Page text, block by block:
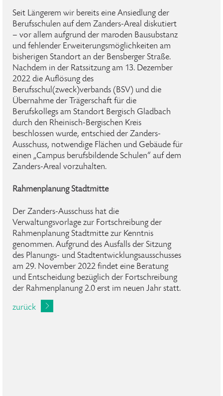
Seit Längerem wir bereits eine Ansiedlung der
Berufsschulen auf dem Zanders-Areal diskutiert
– vor allem aufgrund der maroden Bausubstanz
und fehlender Erweiterungsmöglichkeiten am
bisherigen Standort an der Bensberger Straße.
Nachdem in der Ratssitzung am 13. Dezember
2022 die Auflösung des
Berufsschul(zweck)verbands (BSV) und die
Übernahme der Trägerschaft für die
Berufskollegs am Standort Bergisch Gladbach
durch den Rheinisch-Bergischen Kreis
beschlossen wurde, entschied der Zanders-
Ausschuss, notwendige Flächen und Gebäude für
einen „Campus berufsbildende Schulen“ auf dem
Zanders-Areal vorzuhalten.
Rahmenplanung Stadtmitte
Der Zanders-Ausschuss hat die
Verwaltungsvorlage zur Fortschreibung der
Rahmenplanung Stadtmitte zur Kenntnis
genommen. Aufgrund des Ausfalls der Sitzung
des Planungs- und Stadtentwicklungsausschusses
am 29. November 2022 findet eine Beratung
und Entscheidung bezüglich der Fortschreibung
der Rahmenplanung 2.0 erst im neuen Jahr statt.
zurück